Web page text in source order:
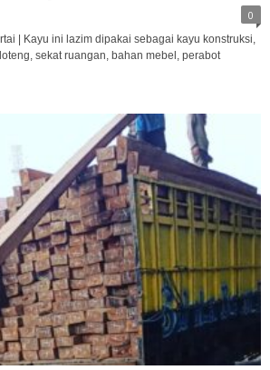
0
| Kayu ini lazim dipakai sebagai kayu konstruksi,
sekat ruangan, bahan mebel, perabot